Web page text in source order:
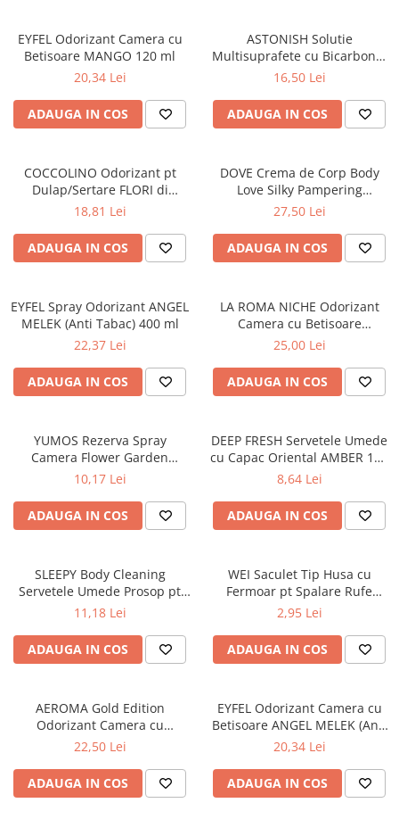
Sampon
EYFEL Odorizant Camera cu
Betisoare MANGO 120 ml
20,34 Lei
ADAUGA IN COS
ASTONISH Solutie
Multisuprafete cu Bicarbonat
de Sodiu 750 ml
16,50 Lei
ADAUGA IN COS
COCCOLINO Odorizant pt
Dulap/Sertare FLORI di
PRIMAVERA 3 buc
18,81 Lei
ADAUGA IN COS
DOVE Crema de Corp Body
Love Silky Pampering
Hidratare & Nutritie 300 ml
27,50 Lei
ADAUGA IN COS
EYFEL Spray Odorizant ANGEL
MELEK (Anti Tabac) 400 ml
22,37 Lei
ADAUGA IN COS
LA ROMA NICHE Odorizant
Camera cu Betisoare
MADEMOSELLE 120 ml
25,00 Lei
ADAUGA IN COS
YUMOS Rezerva Spray
Camera Flower Garden
(YUMOS ROZ) 260 ml
10,17 Lei
ADAUGA IN COS
DEEP FRESH Servetele Umede
cu Capac Oriental AMBER 120
buc
8,64 Lei
ADAUGA IN COS
SLEEPY Body Cleaning
Servetele Umede Prosop pt
Igiena Corporala Sensitive XL
11,18 Lei
ADAUGA IN COS
WEI Saculet Tip Husa cu
Fermoar pt Spalare Rufe
Delicate in Masina de Spalat
2,95 Lei
ADAUGA IN COS
AEROMA Gold Edition
Odorizant Camera cu
Betisoare Intense Vibe 125 ml
22,50 Lei
ADAUGA IN COS
EYFEL Odorizant Camera cu
Betisoare ANGEL MELEK (Anti
Tabac) 120 ml
20,34 Lei
ADAUGA IN COS